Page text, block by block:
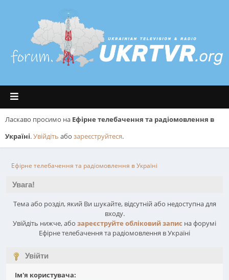
Ласкаво просимо на Ефірне телебачення та радіомовлення в
Україні.Увійдіть або зареєструйтеся.
Ефірне телебачення та радіомовлення в Україні
Увага!
Тема або розділ, який Ви шукайте, відсутній або недоступна для
входу.
Увійдіть нижче, або зареєструйте обліковий запис на форумі
Ефірне телебачення та радіомовлення в Україні
Увійти
Ім'я користувача: